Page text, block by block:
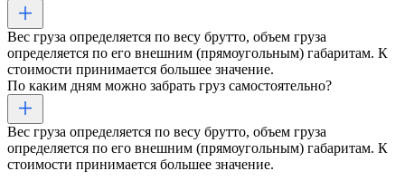
Вес груза определяется по весу брутто, объем груза
определяется по его внешним (прямоугольным) габаритам. К
стоимости принимается большее значение.
По каким дням можно забрать груз самостоятельно?
Вес груза определяется по весу брутто, объем груза
определяется по его внешним (прямоугольным) габаритам. К
стоимости принимается большее значение.